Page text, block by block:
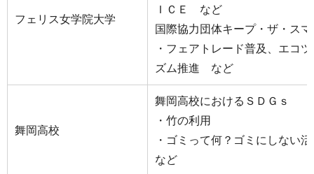
フェリス女学院大学
ＩＣＥ など
国際協力団体キープ・ザ・ス
・フェアトレード普及、エコ
ズム推進 など
舞岡高校
舞岡高校におけるＳＤＧｓ
・竹の利用
・ゴミって何？ゴミにしない
など